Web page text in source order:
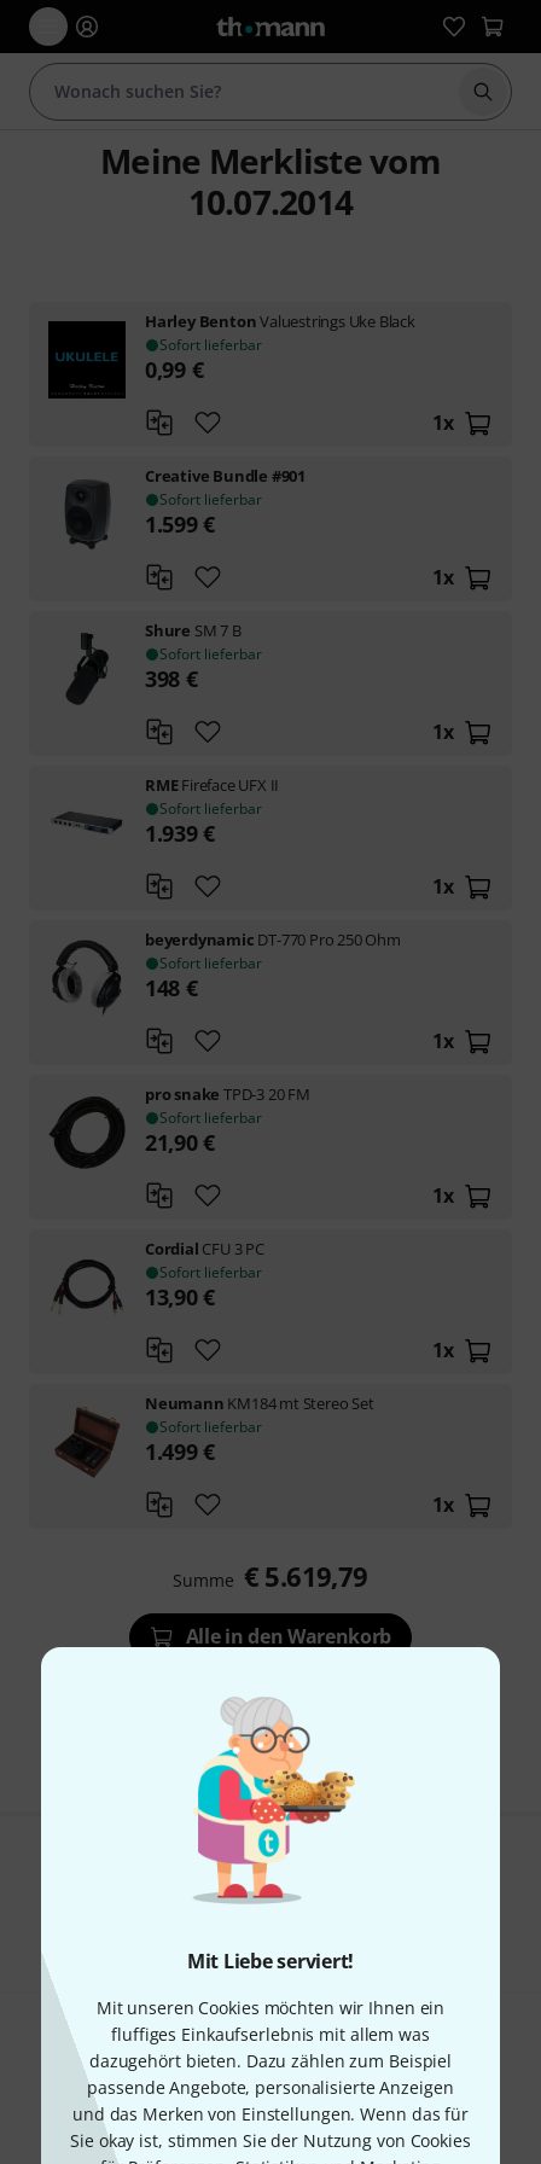
Mit Liebe serviert!
Mit unseren Cookies möchten wir Ihnen ein
fluffiges Einkaufserlebnis mit allem was
dazugehört bieten. Dazu zählen zum Beispiel
passende Angebote, personalisierte Anzeigen
und das Merken von Einstellungen. Wenn das für
Sie okay ist, stimmen Sie der Nutzung von Cookies
Suche
Meine Merkliste vom
10.07.2014
Harley BentonValuestrings Uke Black
Sofort lieferbar
0,99 €
1x
Creative Bundle #901
Sofort lieferbar
1.599€
1x
Shure SM 7 B
Sofort lieferbar
398 €
1x
RMEFireface UFX II
Sofort lieferbar
1.939€
1x
beyerdynamic DT-770 Pro 250 Ohm
Sofort lieferbar
148 €
1x
pro snake TPD-3 20 FM
Sofort lieferbar
21,90€
1x
Cordial CFU 3 PC
Sofort lieferbar
13,90€
1x
Neumann KM184 mt Stereo Set
Sofort lieferbar
1.499€
1x
Alle in den Warenkorb
Summe € 5.619,79
Kostenloser Versand ab € 69
Alle Preise inkl. MwSt.
Gefällt Ihnen, was Sie sehen?
Thomann Newsletter